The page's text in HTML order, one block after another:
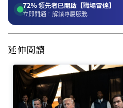
72%領先者已開啟【職場雷達】
立即開通！解鎖專屬服務
延伸閱讀